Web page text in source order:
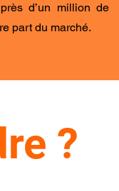
d’un million de
part du marché.
?